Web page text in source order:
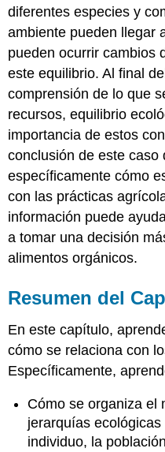
diferentes especies y
ambiente pueden llegar
pueden ocurrir cambios
este equilibrio. Al final
comprensión de lo que
recursos, equilibrio
importancia de estos
conclusión de este caso
específicamente cómo
con las prácticas
información puede
a tomar una decisión
alimentos orgánicos.
Resumen del
En este capítulo,
cómo se relaciona con
Específicamente,
Cómo se organiza el
jerarquías
individuo, la